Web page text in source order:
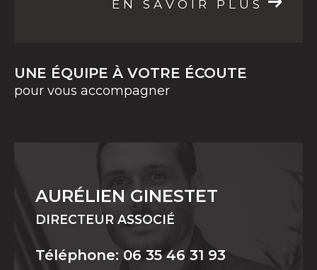
EN SAVOIR PLUS
UNE ÉQUIPE À VOTRE ÉCOUTE
pour vous accompagner
AURÉLIEN GINESTET
DIRECTEUR ASSOCIÉ
Téléphone: 06 35 46 31 93